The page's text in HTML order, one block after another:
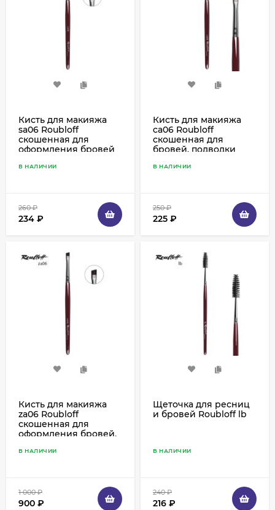
Кисть для макияжа
sa06 Roubloff
скошенная для
оформления бровей
ресничного края,
В НАЛИЧИИ
260₽
234 ₽
Кисть для макияжа
ca06 Roubloff
скошенная для
бровей, подводки
синтетика рыжая
В НАЛИЧИИ
250₽
225 ₽
Кисть для макияжа
za06 Roubloff
скошенная для
оформления бровей,
В НАЛИЧИИ
1 000₽
900 ₽
Щеточка для ресниц
и бровей Roubloff lb
В НАЛИЧИИ
240₽
216 ₽